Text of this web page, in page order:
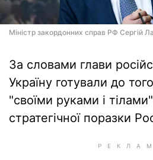
Міністр закордонних справ РФ Сергій
За словами глави
Україну готували до
"своїми руками і
стратегічної поразки